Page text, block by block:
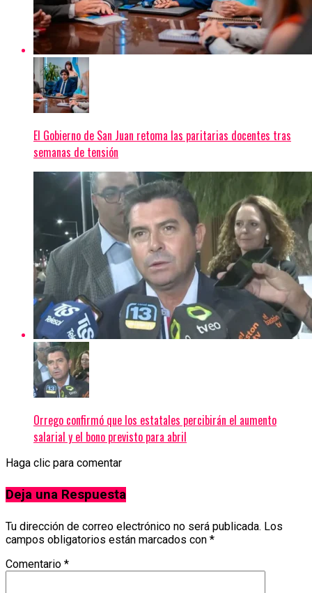
El Gobierno de San Juan retoma las paritarias docentes tras
semanas de tensión
Orrego confirmó que los estatales percibirán el aumento
salarial y el bono previsto para abril
Haga clic para comentar
Deja una Respuesta
Tu dirección de correo electrónico no será publicada. Los
campos obligatorios están marcados con *
Comentario *